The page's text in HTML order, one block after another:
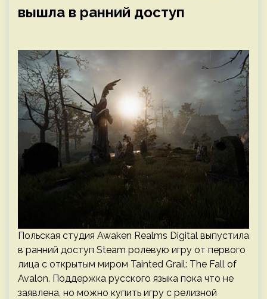
вышла в ранний доступ
Польская студия Awaken Realms Digital выпустила
в ранний доступ Steam ролевую игру от первого
лица с открытым миром Tainted Grail: The Fall of
Avalon. Поддержка русского языка пока что не
заявлена, но можно купить игру с релизной